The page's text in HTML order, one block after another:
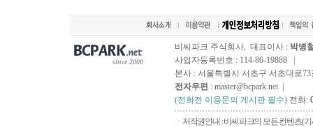
since 2000
비씨파크 주식회사, 대표이사 : 박병
사업자등록번호 : 114-86-19888 |
본사 : 서울특별시 서초구 서초대로73
전자우편 : master@bcpark.net |
(전화전 이용문의 게시판 필수) 전화:
ㆍ저작권안내 : 비씨파크의 모든 컨텐츠(